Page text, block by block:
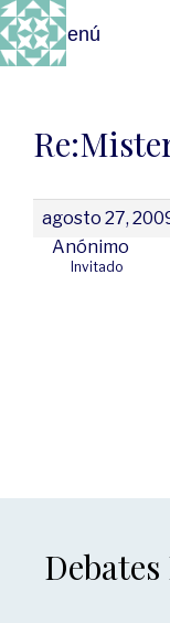
Menú
agosto 27,
Anónimo
Invitado